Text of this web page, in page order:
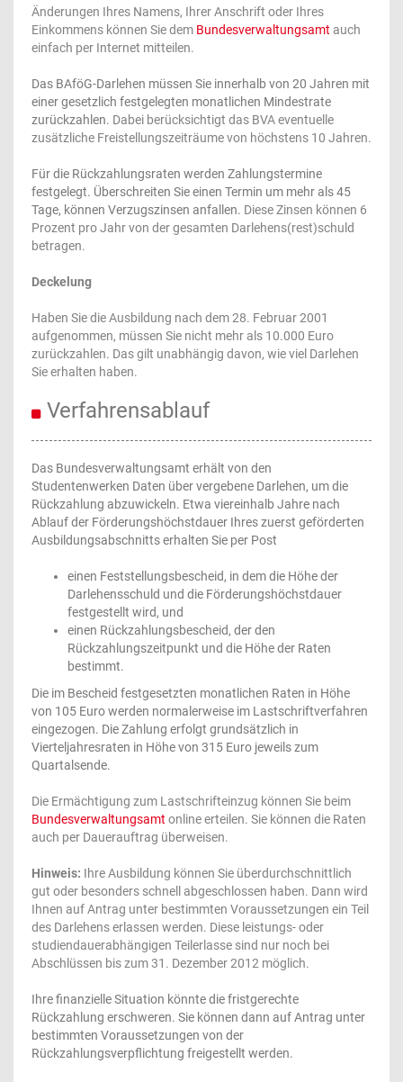
Änderungen Ihres Namens, Ihrer Anschrift oder Ihres
Einkommens können Sie dem Bundesverwaltungsamt auch
einfach per Internet mitteilen.
Das BAföG-Darlehen müssen Sie innerhalb von 20 Jahren mit
einer gesetzlich festgelegten monatlichen Mindestrate
zurückzahlen. Dabei berücksichtigt das BVA eventuelle
zusätzliche Freistellungszeiträume von höchstens 10 Jahren.
Für die Rückzahlungsraten werden Zahlungstermine
festgelegt. Überschreiten Sie einen Termin um mehr als 45
Tage, können Verzugszinsen anfallen. Diese Zinsen können 6
Prozent pro Jahr von der gesamten Darlehens(rest)schuld
betragen.
Deckelung
Haben Sie die Ausbildung nach dem 28. Februar 2001
aufgenommen, müssen Sie nicht mehr als 10.000 Euro
zurückzahlen. Das gilt unabhängig davon, wie viel Darlehen
Sie erhalten haben.
Verfahrensablauf
Das Bundesverwaltungsamt erhält von den
Studentenwerken Daten über vergebene Darlehen, um die
Rückzahlung abzuwickeln. Etwa viereinhalb Jahre nach
Ablauf der Förderungshöchstdauer Ihres zuerst geförderten
Ausbildungsabschnitts erhalten Sie per Post
einen Feststellungsbescheid, in dem die Höhe der
Darlehensschuld und die Förderungshöchstdauer
festgestellt wird, und
einen Rückzahlungsbescheid, der den
Rückzahlungszeitpunkt und die Höhe der Raten
bestimmt.
Die im Bescheid festgesetzten monatlichen Raten in Höhe
von 105 Euro werden normalerweise im Lastschriftverfahren
eingezogen. Die Zahlung erfolgt grundsätzlich in
Vierteljahresraten in Höhe von 315 Euro jeweils zum
Quartalsende.
Die Ermächtigung zum Lastschrifteinzug können Sie beim
Bundesverwaltungsamt online erteilen. Sie können die Raten
auch per Dauerauftrag überweisen.
Hinweis: Ihre Ausbildung können Sie überdurchschnittlich
gut oder besonders schnell abgeschlossen haben. Dann wird
Ihnen auf Antrag unter bestimmten Voraussetzungen ein Teil
des Darlehens erlassen werden. Diese leistungs- oder
studiendauerabhängigen Teilerlasse sind nur noch bei
Abschlüssen bis zum 31. Dezember 2012 möglich.
Ihre finanzielle Situation könnte die fristgerechte
Rückzahlung erschweren. Sie können dann auf Antrag unter
bestimmten Voraussetzungen von der
Rückzahlungsverpflichtung freigestellt werden.